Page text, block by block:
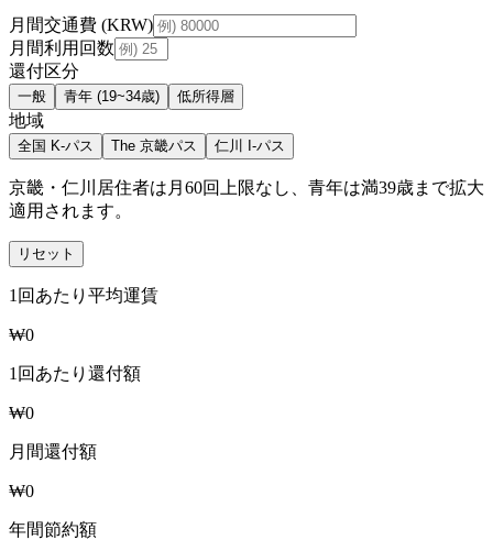
月間交通費 (KRW)
月間利用回数
還付区分
一般 青年 (19~34歳) 低所得層
地域
全国 K-パス The 京畿パス 仁川 I-パス
京畿・仁川居住者は月60回上限なし、青年は満39歳まで拡大
適用されます。
リセット
1回あたり平均運賃
₩0
1回あたり還付額
₩0
月間還付額
₩0
年間節約額